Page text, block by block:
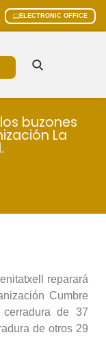
ELECTRONIC OFFICE
buzones
La
reparará
Cumbre
de 37
de otros 29